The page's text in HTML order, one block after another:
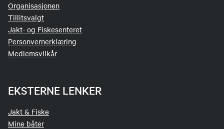
Organisasjonen
Tillitsvalgt
Jakt- og Fiskesenteret
Personvernerklæring
Medlemsvilkår
EKSTERNE LENKER
Jakt & Fiske
Mine båter